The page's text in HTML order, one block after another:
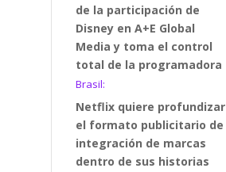
de la participación de
Disney en A+E Global
Media y toma el control
total de la programadora
Brasil:
Netflix quiere profundizar
el formato publicitario de
integración de marcas
dentro de sus historias